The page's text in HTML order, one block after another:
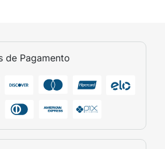
de Pagamento